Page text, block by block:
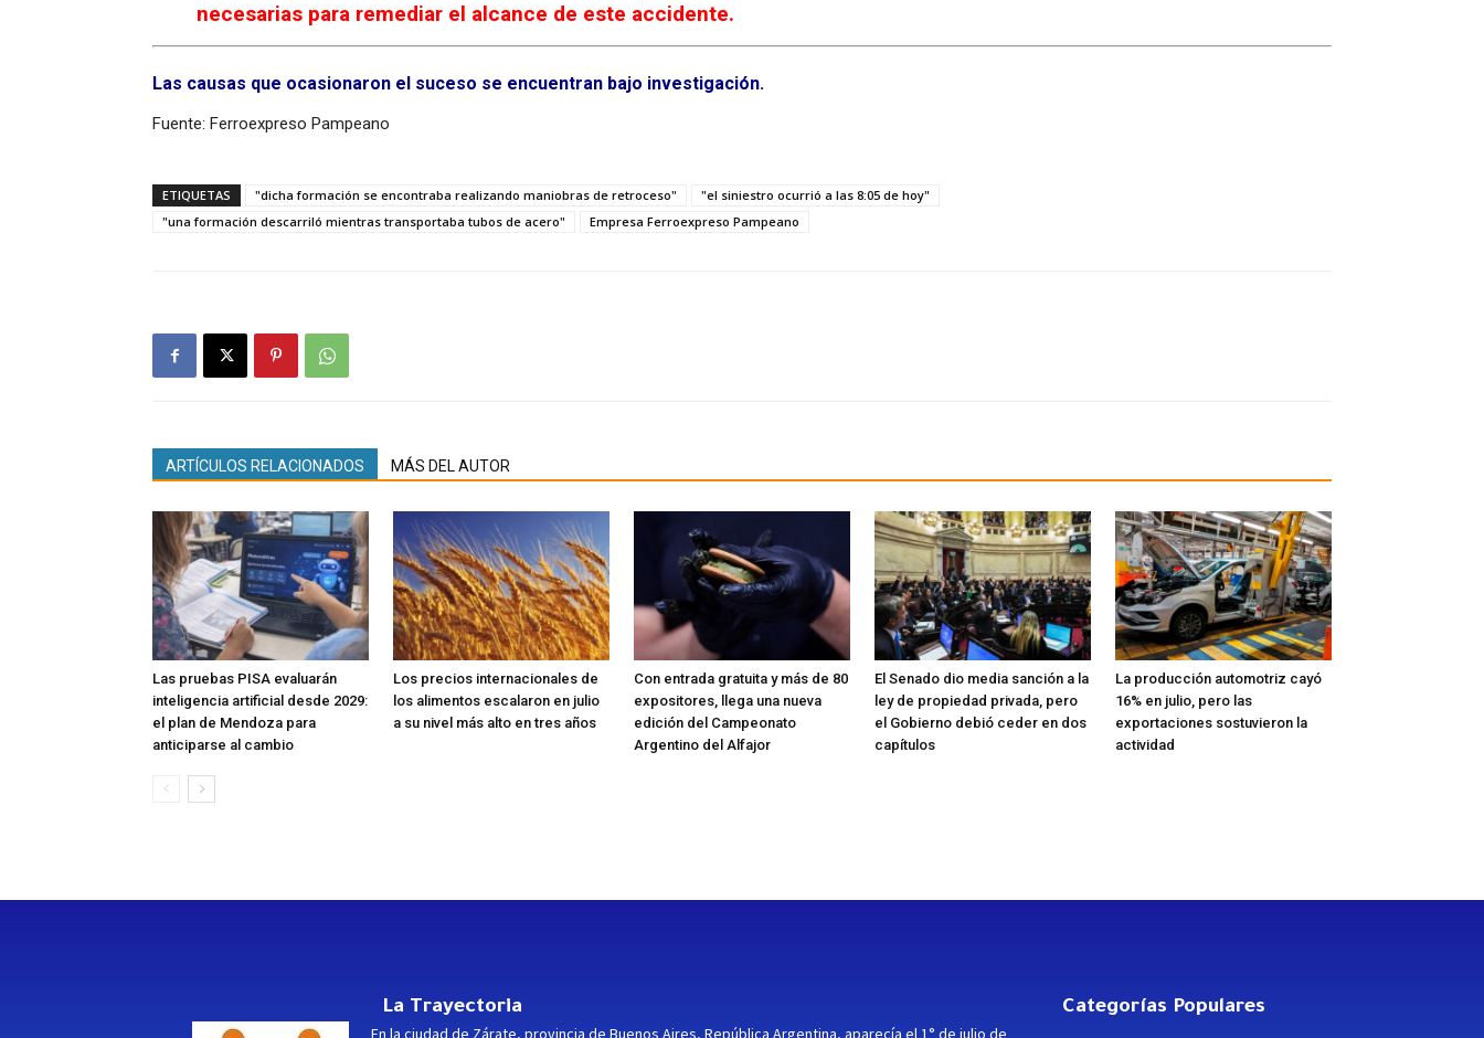
necesarias para remediar el alcance de este accidente.
Las causas que ocasionaron el suceso se encuentran bajo investigación.
Fuente: Ferroexpreso Pampeano
ETIQUETAS "dicha formación se encontraba realizando maniobras de retroceso"
"el siniestro ocurrió a las 8:05 de hoy"
"una formación descarriló mientras transportaba tubos de acero"
Empresa Ferroexpreso Pampeano
ARTÍCULOS RELACIONADOS MÁS DEL AUTOR
Las pruebas PISA evaluarán
inteligencia artificial desde 2029:
el plan de Mendoza para
anticiparse al cambio
Los precios internacionales de
los alimentos escalaron en julio
a su nivel más alto en tres años
Con entrada gratuita y más de 80
expositores, llega una nueva
edición del Campeonato
Argentino del Alfajor
El Senado dio media sanción a la
ley de propiedad privada, pero
el Gobierno debió ceder en dos
capítulos
La producción automotriz cayó
16% en julio, pero las
exportaciones sostuvieron la
actividad
La Trayectoria
En la ciudad de Zárate, provincia de Buenos Aires, República Argentina, aparecía el 1° de julio de
Categorías Populares